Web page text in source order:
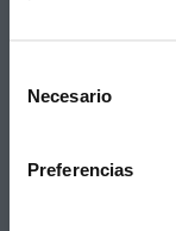
Selection
Necesario
Preferencias
Bertamiráns (Ames)